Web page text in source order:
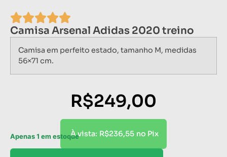
Camisa Arsenal Adidas 2020 treino
Camisa em perfeito estado, tamanho M, medidas
56×71 cm.
R$249,00
À vista: R$236,55 no Pix
Apenas 1 em estoque